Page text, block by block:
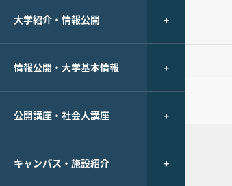
大学紹介・情報公開
情報公開・大学基本情報
公開講座・社会人講座
キャンパス・施設紹介